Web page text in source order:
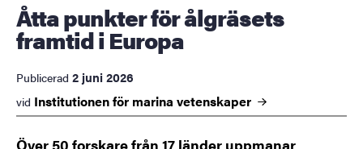
Åtta punkter för ålgräsets
framtid i Europa
Publicerad 2 juni 2026
vid Institutionen för marina vetenskaper
Över 50 forskare från 17 länder uppmanar